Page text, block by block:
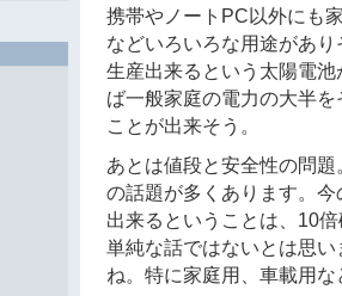
携帯やノートPC以外にも
などいろいろな用途があ
生産出来るという太陽電
ば一般家庭の電力の大半
ことが出来そう。
あとは値段と安全性の問
の話題が多くあります。
出来るということは、10
単純な話ではないとは思
ね。特に家庭用、車載用